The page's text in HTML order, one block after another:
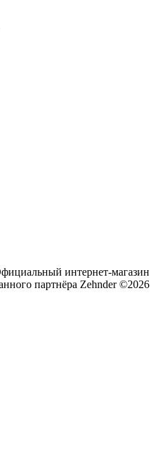
интернет-магазин
партнёра Zehnder ©2026